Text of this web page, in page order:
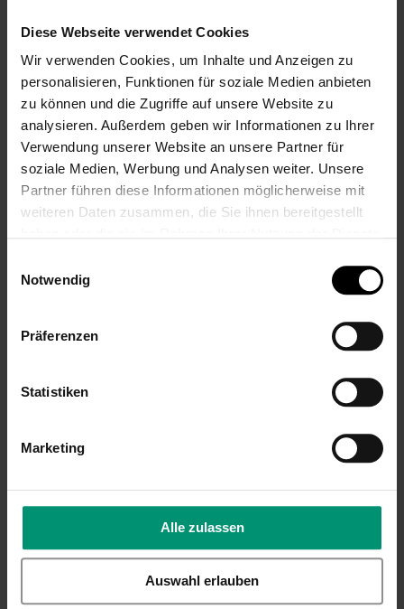
Diese Webseite verwendet Cookies
Wir verwenden Cookies, um Inhalte und Anzeigen zu
personalisieren, Funktionen für soziale Medien anbieten
zu können und die Zugriffe auf unsere Website zu
analysieren. Außerdem geben wir Informationen zu Ihrer
Verwendung unserer Website an unsere Partner für
soziale Medien, Werbung und Analysen weiter. Unsere
Partner führen diese Informationen möglicherweise mit
weiteren Daten zusammen, die Sie ihnen bereitgestellt
Notwendig
Präferenzen
Statistiken
Marketing
Alle zulassen
Auswahl erlauben
Sektglas mit Gravur
zum 10.
Hochzeitstag,
Liebeslicht
23,99 €
Versandkosten
Sektglas mit Gravur
zum 10.
Hochzeitstag,
Sommerliebe
23,99 €
Inkl. 19% Steuern
Versandkosten
Sektglas mit Gravur
Blumenkuss
Versandkosten
Sektglas mit Gravur
Versandkosten